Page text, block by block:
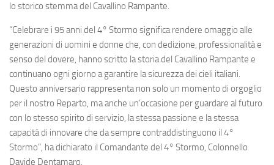
lo storico stemma del Cavallino Rampante.
“Celebrare i 95 anni del 4° Stormo significa rendere omaggio alle
generazioni di uomini e donne che, con dedizione, professionalità e
senso del dovere, hanno scritto la storia del Cavallino Rampante e
continuano ogni giorno a garantire la sicurezza dei cieli italiani.
Questo anniversario rappresenta non solo un momento di orgoglio
per il nostro Reparto, ma anche un’occasione per guardare al futuro
con lo stesso spirito di servizio, la stessa passione e la stessa
capacità di innovare che da sempre contraddistinguono il 4°
Stormo”, ha dichiarato il Comandante del 4° Stormo, Colonnello
Davide Dentamaro.